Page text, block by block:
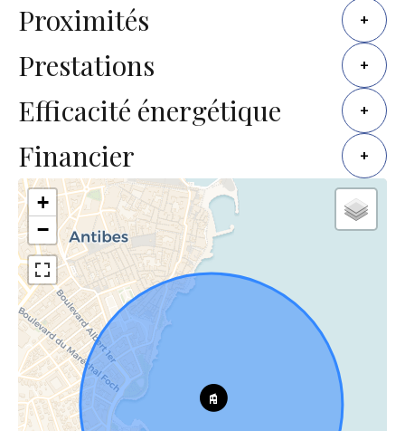
Proximités +
Prestations +
Efficacité énergétique +
Financier +
+
−